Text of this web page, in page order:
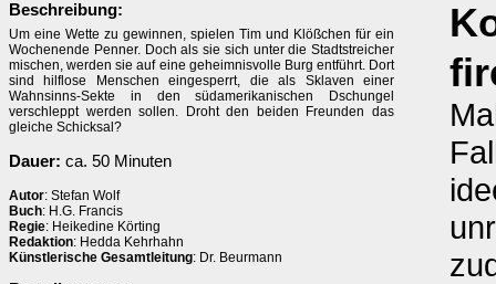
Beschreibung:
Um eine Wette zu gewinnen, spielen Tim und Klößchen für ein
Wochenende Penner. Doch als sie sich unter die Stadtstreicher
mischen, werden sie auf eine geheimnisvolle Burg entführt. Dort
sind hilflose Menschen eingesperrt, die als Sklaven einer
Wahnsinns-Sekte in den südamerikanischen Dschungel
verschleppt werden sollen. Droht den beiden Freunden das
gleiche Schicksal?
Dauer: ca. 50 Minuten
Autor: Stefan Wolf
Buch: H.G. Francis
Regie: Heikedine Körting
Redaktion: Hedda Kehrhahn
Künstlerische Gesamtleitung: Dr. Beurmann